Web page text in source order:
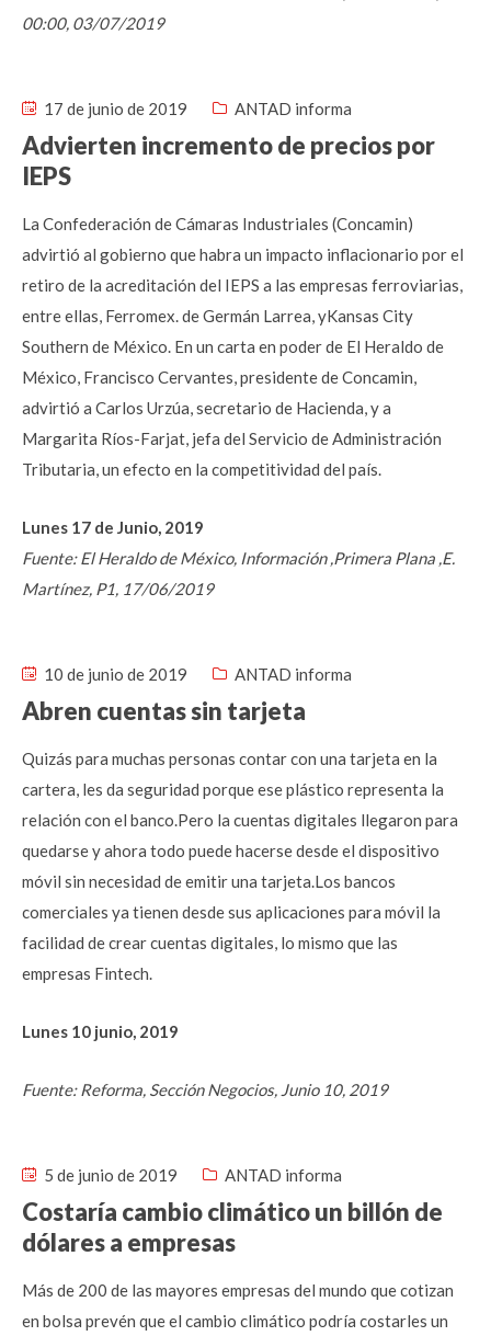
00:00, 03/07/2019
17 de junio de 2019 ANTAD informa
Advierten incremento de precios por
IEPS
La Confederación de Cámaras Industriales (Concamin)
advirtió al gobierno que habra un impacto inflacionario por el
retiro de la acreditación del IEPS a las empresas ferroviarias,
entre ellas, Ferromex. de Germán Larrea, yKansas City
Southern de México. En un carta en poder de El Heraldo de
México, Francisco Cervantes, presidente de Concamin,
advirtió a Carlos Urzúa, secretario de Hacienda, y a
Margarita Ríos-Farjat, jefa del Servicio de Administración
Tributaria, un efecto en la competitividad del país.
Lunes 17 de Junio, 2019
Fuente: El Heraldo de México, Información ,Primera Plana ,E.
Martínez, P1, 17/06/2019
10 de junio de 2019 ANTAD informa
Abren cuentas sin tarjeta
Quizás para muchas personas contar con una tarjeta en la
cartera, les da seguridad porque ese plástico representa la
relación con el banco.Pero la cuentas digitales llegaron para
quedarse y ahora todo puede hacerse desde el dispositivo
móvil sin necesidad de emitir una tarjeta.Los bancos
comerciales ya tienen desde sus aplicaciones para móvil la
facilidad de crear cuentas digitales, lo mismo que las
empresas Fintech.
Lunes 10 junio, 2019
Fuente: Reforma, Sección Negocios, Junio 10, 2019
5 de junio de 2019 ANTAD informa
Costaría cambio climático un billón de
dólares a empresas
Más de 200 de las mayores empresas del mundo que cotizan
en bolsa prevén que el cambio climático podría costarles un